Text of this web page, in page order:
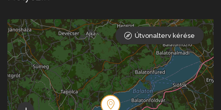
Útvonalterv kérése